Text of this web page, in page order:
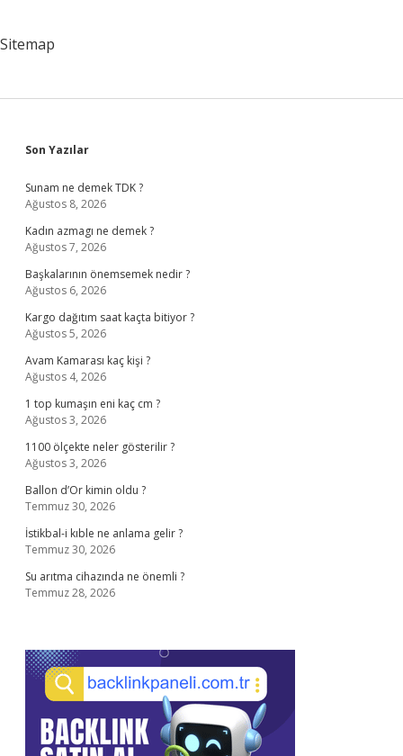
Sitemap
Sidebar
Son Yazılar
Sunam ne demek TDK ?
Ağustos 8, 2026
Kadın azmagı ne demek ?
Ağustos 7, 2026
Başkalarının önemsemek nedir ?
Ağustos 6, 2026
Kargo dağıtım saat kaçta bitiyor ?
Ağustos 5, 2026
Avam Kamarası kaç kişi ?
Ağustos 4, 2026
1 top kumaşın eni kaç cm ?
Ağustos 3, 2026
1100 ölçekte neler gösterilir ?
Ağustos 3, 2026
Ballon d’Or kimin oldu ?
Temmuz 30, 2026
İstikbal-i kıble ne anlama gelir ?
Temmuz 30, 2026
Su arıtma cihazında ne önemli ?
Temmuz 28, 2026